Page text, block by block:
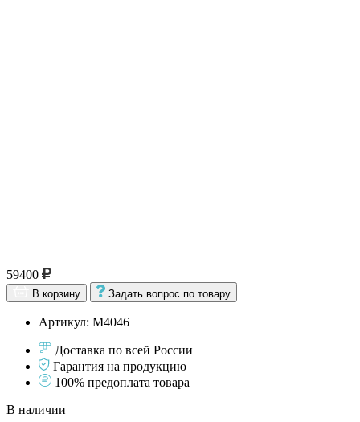
59400
В корзину Задать вопрос по товару
Артикул: М4046
Доставка по всей России
Гарантия на продукцию
100% предоплата товара
В наличии